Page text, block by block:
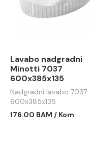
Lavabo nadgradni
Minotti 7037
600x385x135
Nadgradni lavabo 7037
600x385x135
176.00 BAM / Kom